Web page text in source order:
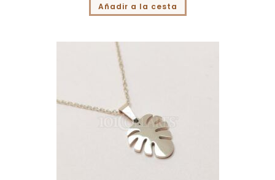
Añadir a la cesta